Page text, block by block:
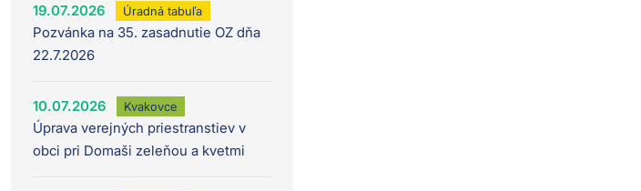
19.07.2026 Úradná tabuľa
Pozvánka na 35. zasadnutie OZ dňa
22.7.2026
10.07.2026 Kvakovce
Úprava verejných priestranstiev v
obci pri Domaši zeleňou a kvetmi